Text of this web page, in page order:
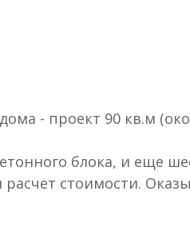
- проект 90 кв.м
блока, и еще
стоимости.